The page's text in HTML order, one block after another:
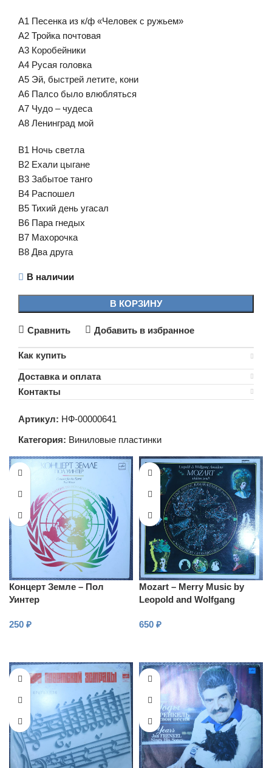
A1 Песенка из к/ф «Человек с ружьем»
A2 Тройка почтовая
A3 Коробейники
A4 Русая головка
A5 Эй, быстрей летите, кони
A6 Палсо было влюбляться
A7 Чудо – чудеса
A8 Ленинград мой
B1 Ночь светла
B2 Ехали цыгане
B3 Забытое танго
B4 Распошел
B5 Тихий день угасал
B6 Пара гнедых
B7 Махорочка
B8 Два друга
В наличии
В КОРЗИНУ
Сравнить Добавить в избранное
Как купить
Доставка и оплата
Контакты
Артикул: НФ-00000641
Категория: Виниловые пластинки
Концерт Земле – Пол
Уинтер
250 ₽
Mozart – Merry Music by
Leopold and Wolfgang
650 ₽